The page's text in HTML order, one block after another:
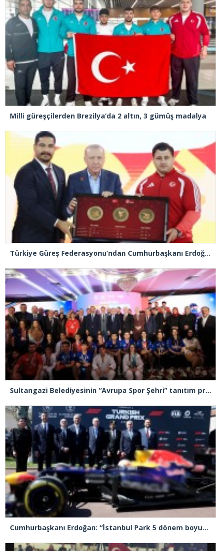
Milli güreşçilerden Brezilya’da 2 altın, 3 gümüş madalya
Türkiye Güreş Federasyonu’ndan Cumhurbaşkanı Erdoğan’a, Türk güreşini simgeleyen tablo takdimi
Sultangazi Belediyesinin “Avrupa Spor Şehri” tanıtım programı gerçekleşti
Cumhurbaşkanı Erdoğan: “İstanbul Park 5 dönem boyunca yarışlara ev sahipliği yapacak”